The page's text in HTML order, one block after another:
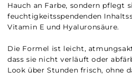
Hauch an Farbe, sondern pflegt
feuchtigkeitsspendenden
Vitamin E und Hyaluronsäure.
Die Formel ist leicht,
dass sie nicht verläuft oder
Look über Stunden frisch, ohne